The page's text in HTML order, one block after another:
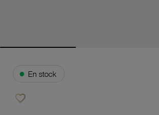
● En stock
favorite_border